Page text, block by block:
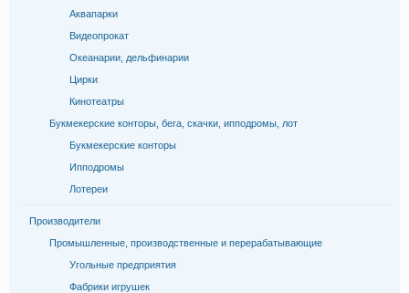
Аквапарки
Видеопрокат
Океанарии, дельфинарии
Цирки
Кинотеатры
Букмекерские конторы, бега, скачки, ипподромы, лот
Букмекерские конторы
Ипподромы
Лотереи
Производители
Промышленные, производственные и перерабатывающие
Угольные предприятия
Фабрики игрушек